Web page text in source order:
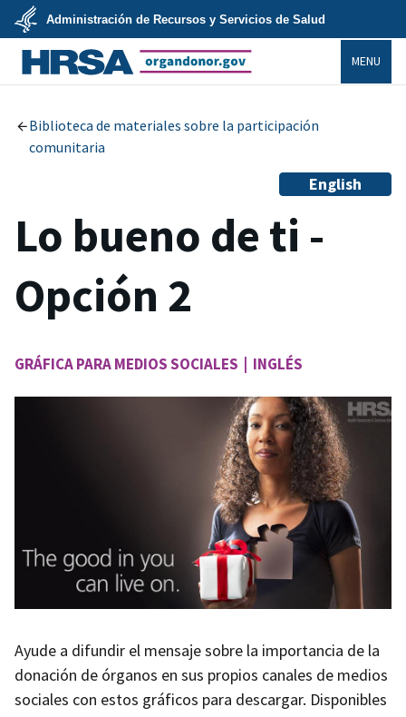
Skip
main
content
U.S.
Department
of
Health
Services
Administración de Recursos y Servicios de Salud
MENU
Biblioteca de materiales sobre la participación
comunitaria
English
Lo bueno de ti -
Opción 2
GRÁFICA PARA MEDIOS SOCIALES | INGLÉS
Image
Ayude a difundir el mensaje sobre la importancia de la
donación de órganos en sus propios canales de medios
sociales con estos gráficos para descargar. Disponibles